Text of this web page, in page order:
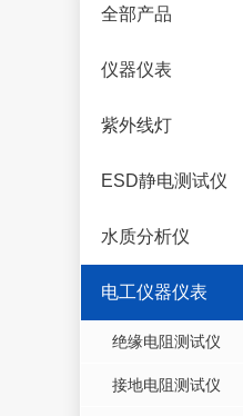
全部产品
仪器仪表
紫外线灯
ESD静电测试仪
水质分析仪
电工仪器仪表
绝缘电阻测试仪
接地电阻测试仪